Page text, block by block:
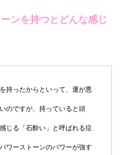
ンを持つとどんな感じ
持ったからといって、運が悪
のですが、持っていると頭
じる「石酔い」と呼ばれる症
ワーストーンのパワーが強す